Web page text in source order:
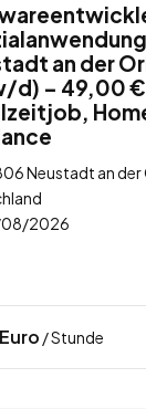
an der
d) – 49,00
Neustadt an der
2026
Euro / Stunde